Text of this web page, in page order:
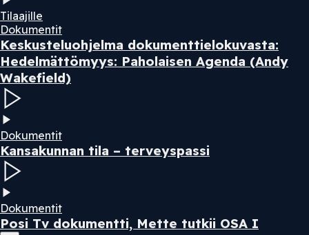
Tilaajille
Dokumentit
Keskusteluohjelma dokumenttielokuvasta:
Hedelmättömyys: Paholaisen Agenda (Andy
Wakefield)
Dokumentit
Kansakunnan tila – terveyspassi
Dokumentit
Posi Tv dokumentti, Mette tutkii OSA I